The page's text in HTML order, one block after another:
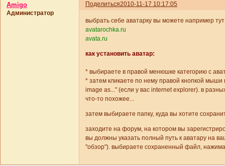
Поделиться2010-11-17 10:17:05
Amigo
Администратор
выбрать себе аватарку вы можете например
avatarochka.ru
avata.ru
как установить аватар:
* выбираете в правой менюшке категорию с
* затем кликаете по нему правой кнопкой мыши
image as..." (если у вас internet explorer). в
что-то похожее...
затем выбираете папку, куда вы хотите
заходите на форум, на котором вы
вы должны указать полный путь к аватару на
"обзор"). выбираете сохраненный файл,